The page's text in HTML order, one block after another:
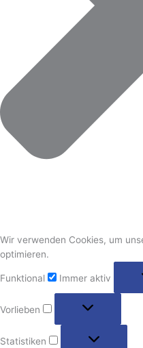
Wir verwenden Cookies, um
optimieren.
Funktional
Immer aktiv
Vorlieben
Statistiken